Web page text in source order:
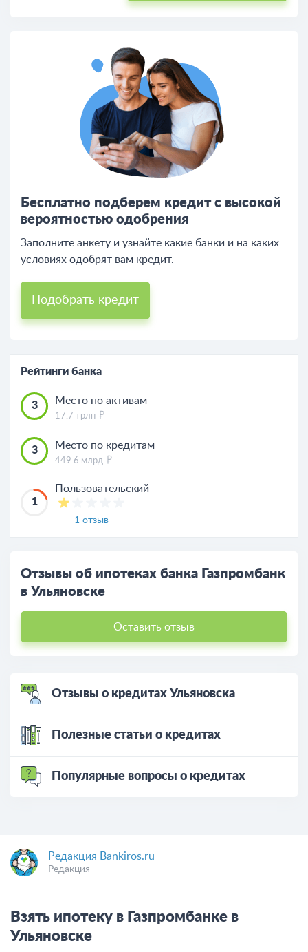
Бесплатно подберем кредит с высокой
вероятностью одобрения
Заполните анкету и узнайте какие банки и на каких
условиях одобрят вам кредит.
Подобрать кредит
Рейтинги банка
3 Место по активам
17.7 трлн
3 Место по кредитам
449.6 млрд
1
Пользовательский
1 отзыв
Отзывы об ипотеках банка Газпромбанк
в Ульяновске
Оставить отзыв
Отзывы о кредитах Ульяновска
Полезные статьи о кредитах
Популярные вопросы о кредитах
Редакция Bankiros.ru
Редакция
Взять ипотеку в Газпромбанке в
Ульяновске